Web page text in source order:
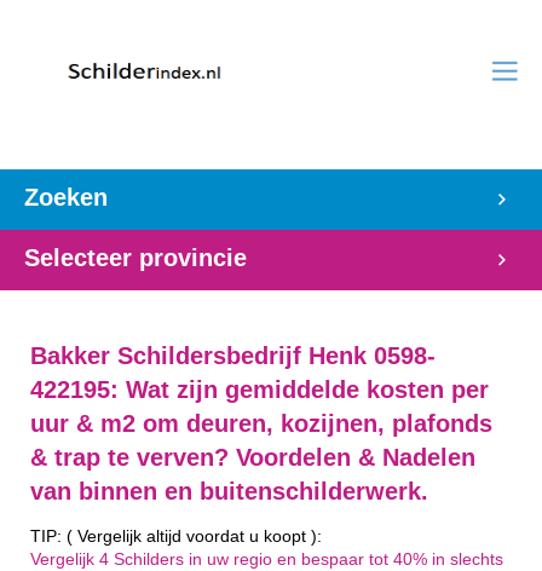
Zoeken
Selecteer provincie
Bakker Schildersbedrijf Henk 0598-
422195: Wat zijn gemiddelde kosten per
uur & m2 om deuren, kozijnen, plafonds
& trap te verven? Voordelen & Nadelen
van binnen en buitenschilderwerk.
TIP: ( Vergelijk altijd voordat u koopt ):
Vergelijk 4 Schilders in uw regio en bespaar tot 40% in slechts